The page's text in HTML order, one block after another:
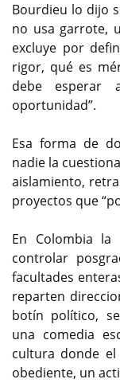
Bourdieu lo dijo
no usa garrote,
excluye por
rigor, qué es
debe esperar
oportunidad”.
Esa forma de
nadie la
aislamiento,
proyectos que
En Colombia
controlar
facultades
reparten
botín político,
una comedia
cultura donde
obediente, un